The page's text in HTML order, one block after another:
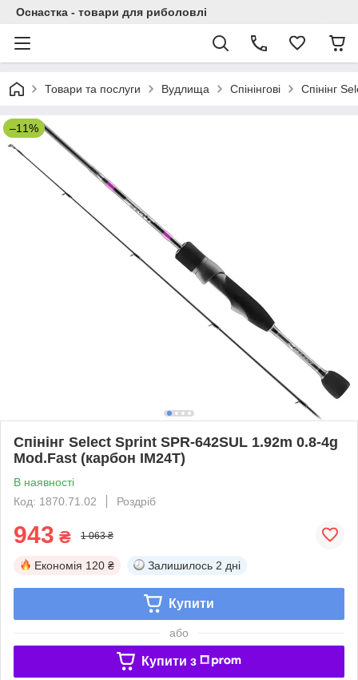
Оснастка - товари для риболовлі
Товари та послуги Вудлища Спінінгові Спінінг
–11%
Спінінг Select Sprint SPR-642SUL 1.92m 0.8-4g
Mod.Fast (карбон IM24T)
В наявності
Код: 1870.71.02
Роздріб
943 ₴ 1 063 ₴
Економія 120 ₴ Залишилось 2 дні
Купити
або
Купити з